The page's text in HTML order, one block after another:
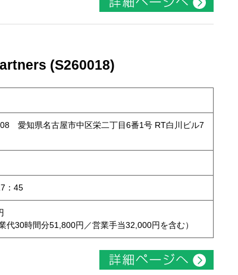
(S260018)
愛知県名古屋市中区栄二丁目6番1号 RT白川ビル7
：45
代30時間分51,800円／営業手当32,000円を含む）